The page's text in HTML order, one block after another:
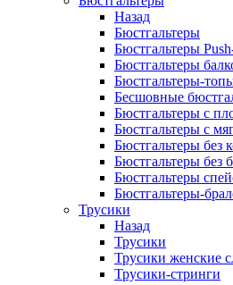
Назад
Бюстгальтеры
Бюстгальтеры
Бюстгальтеры
Бюстгальтеры-
Бесшовные
Бюстгальтеры с
Бюстгальтеры с
Бюстгальтеры без
Бюстгальтеры без
Бюстгальтеры
Бюстгальтеры-
Трусики
Назад
Трусики
Трусики женские
Трусики-стринги